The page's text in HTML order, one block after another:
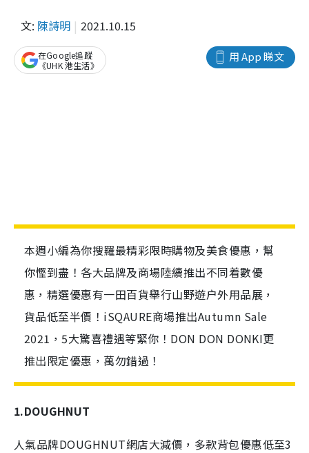
文: 陳詩明 2021.10.15
用 App 睇文
在Google追蹤
《UHK 港生活》
本週小編為你搜羅最精彩限時購物及美食優惠，幫
你慳到盡！各大品牌及商場陸續推出不同着數優
惠，精選優惠有一田百貨舉行山野遊户外用品展，
貨品低至半價！iSQAURE商場推出Autumn Sale
2021，5大驚喜禮遇等緊你！DON DON DONKI更
推出限定優惠，萬勿錯過！
1.DOUGHNUT
人氣品牌DOUGHNUT網店大減價，多款背包優惠低至3